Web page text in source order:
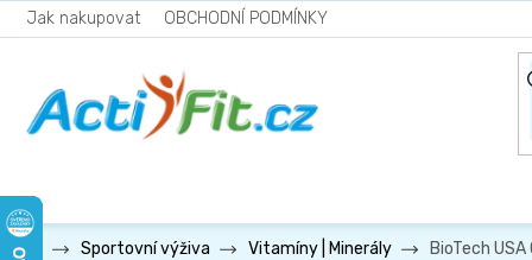
Přejít
na
Jak nakupovat OBCHODNÍ PODMÍNKY
Sportovní výživa Vitamíny | Minerály BioTech